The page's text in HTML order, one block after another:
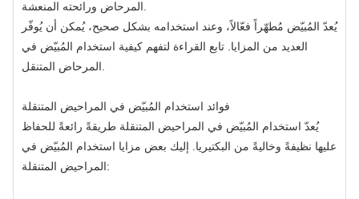
يُعدّ المُبيّض مُطهّراً فعّالاً، وعند استخدامه بشكل صحيح، يُمكن أن يُوفّر
العديد من المزايا. تابع القراءة لتفهم كيفية استخدام المُبيّض في
فوائد استخدام المُبيّض في المراحيض المتنقلة
يُعدّ استخدام المُبيّض في المراحيض المتنقلة طريقةً رائعةً للحفاظ
عليها نظيفةً وخاليةً من البكتيريا. إليك بعض مزايا استخدام المُبيّض في
المراحيض المتنقلة: